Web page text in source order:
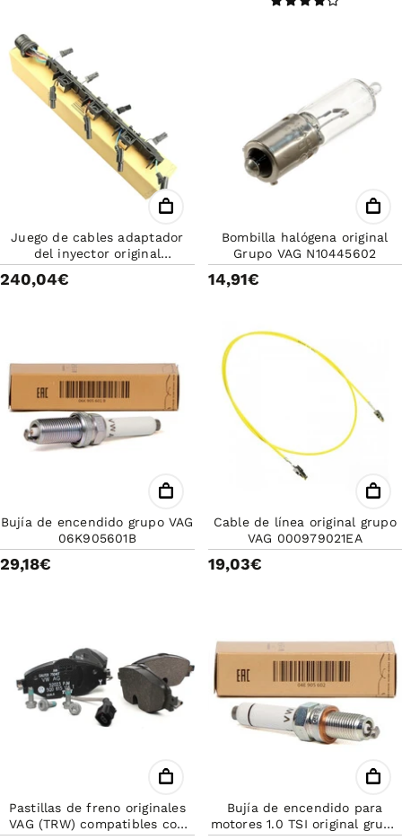
Juego de cables adaptador
del inyector original
Volkswagen Golf, Passat
2006-2011 03G971033M
240,04€
Bombilla halógena original
Grupo VAG N10445602
14,91€
Bujía de encendido grupo VAG
06K905601B
29,18€
Cable de línea original grupo
VAG 000979021EA
19,03€
Pastillas de freno originales
VAG (TRW) compatibles con
Bujía de encendido para
motores 1.0 TSI original grupo